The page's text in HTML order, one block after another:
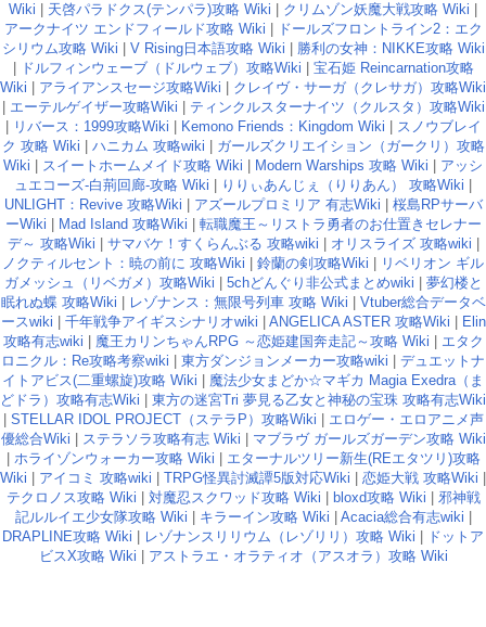
Wiki
天啓パラドクス(テンパラ)攻略 Wiki クリムゾン妖魔大戦攻略 Wiki
アークナイツ エンドフィールド攻略 Wiki
ドールズフロントライン2：エク
シリウム攻略 Wiki
V Rising日本語攻略 Wiki
勝利の女神：NIKKE攻略 Wiki
ドルフィンウェーブ（ドルウェブ）攻略Wiki
宝石姫 Reincarnation攻略
Wiki
アライアンスセージ攻略Wiki
クレイヴ・サーガ（クレサガ）攻略Wiki
エーテルゲイザー攻略Wiki
ティンクルスターナイツ（クルスタ）攻略Wiki
リバース：1999攻略Wiki Kemono Friends：Kingdom Wiki
スノウブレイ
ク 攻略 Wiki
ハニカム 攻略wiki
ガールズクリエイション（ガークリ）攻略
Wiki
スイートホームメイド攻略 Wiki Modern Warships 攻略 Wiki
アッシ
ュエコーズ-白荊回廊-攻略 Wiki
りりぃあんじぇ（りりあん） 攻略Wiki
UNLIGHT：Revive 攻略Wiki
アズールプロミリア 有志Wiki
桜島RPサーバ
ーWiki
Mad Island 攻略Wiki
転職魔王～リストラ勇者のお仕置きセレナー
デ～ 攻略Wiki
サマバケ！すくらんぶる 攻略wiki オリスライズ 攻略wiki
ノクティルセント：暁の前に 攻略Wiki
鈴蘭の剣攻略Wiki
リベリオン ギル
ガメッシュ（リベガメ）攻略Wiki
5chどんぐり非公式まとめwiki
夢幻楼と
眠れぬ蝶 攻略Wiki
レゾナンス：無限号列車 攻略 Wiki
Vtuber総合データベ
ースwiki
千年戦争アイギスシナリオwiki ANGELICA ASTER 攻略Wiki
Elin
攻略有志wiki
魔王カリンちゃんRPG ～恋姫建国奔走記～攻略 Wiki
エタク
ロニクル：Re攻略考察wiki
東方ダンジョンメーカー攻略wiki
デュエットナ
イトアビス(二重螺旋)攻略 Wiki
魔法少女まどか☆マギカ Magia Exedra（ま
どドラ）攻略有志Wiki
東方の迷宮Tri 夢見る乙女と神秘の宝珠 攻略有志Wiki
STELLAR IDOL PROJECT（ステラP）攻略Wiki
エロゲー・エロアニメ声
優総合Wiki
ステラソラ攻略有志 Wiki
マブラヴ ガールズガーデン攻略 Wiki
ホライゾンウォーカー攻略 Wiki
エターナルツリー新生(REエタツリ)攻略
Wiki
アイコミ 攻略wiki TRPG怪異討滅譚5版対応Wiki 恋姫大戦 攻略Wiki
テクロノス攻略 Wiki
対魔忍スクワッド攻略 Wiki bloxd攻略 Wiki
邪神戦
記ルルイエ少女隊攻略 Wiki
キラーイン攻略 Wiki Acacia総合有志wiki
DRAPLINE攻略 Wiki
レゾナンスリリウム（レゾリリ）攻略 Wiki
ドットア
ビスX攻略 Wiki
アストラエ・オラティオ（アスオラ）攻略 Wiki